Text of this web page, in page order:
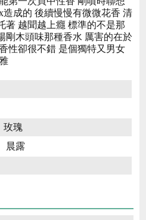
成的 後續慢慢有微微花香 清
著 越聞越上癮 標準的不是那
剛木頭味那種香水 厲害的在於
性卻很不錯 是個獨特又男女
玫瑰
晨露